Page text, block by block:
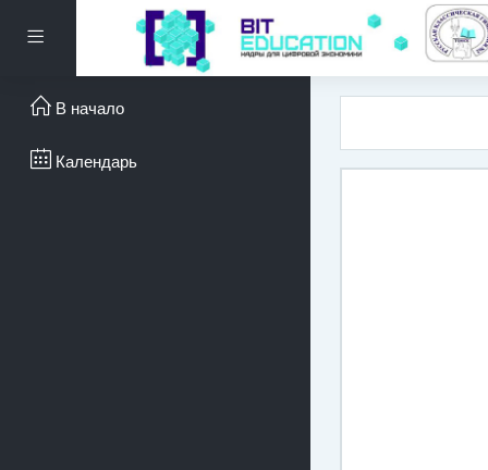
Боковая панель
Перейти к основному
В начало
Календарь